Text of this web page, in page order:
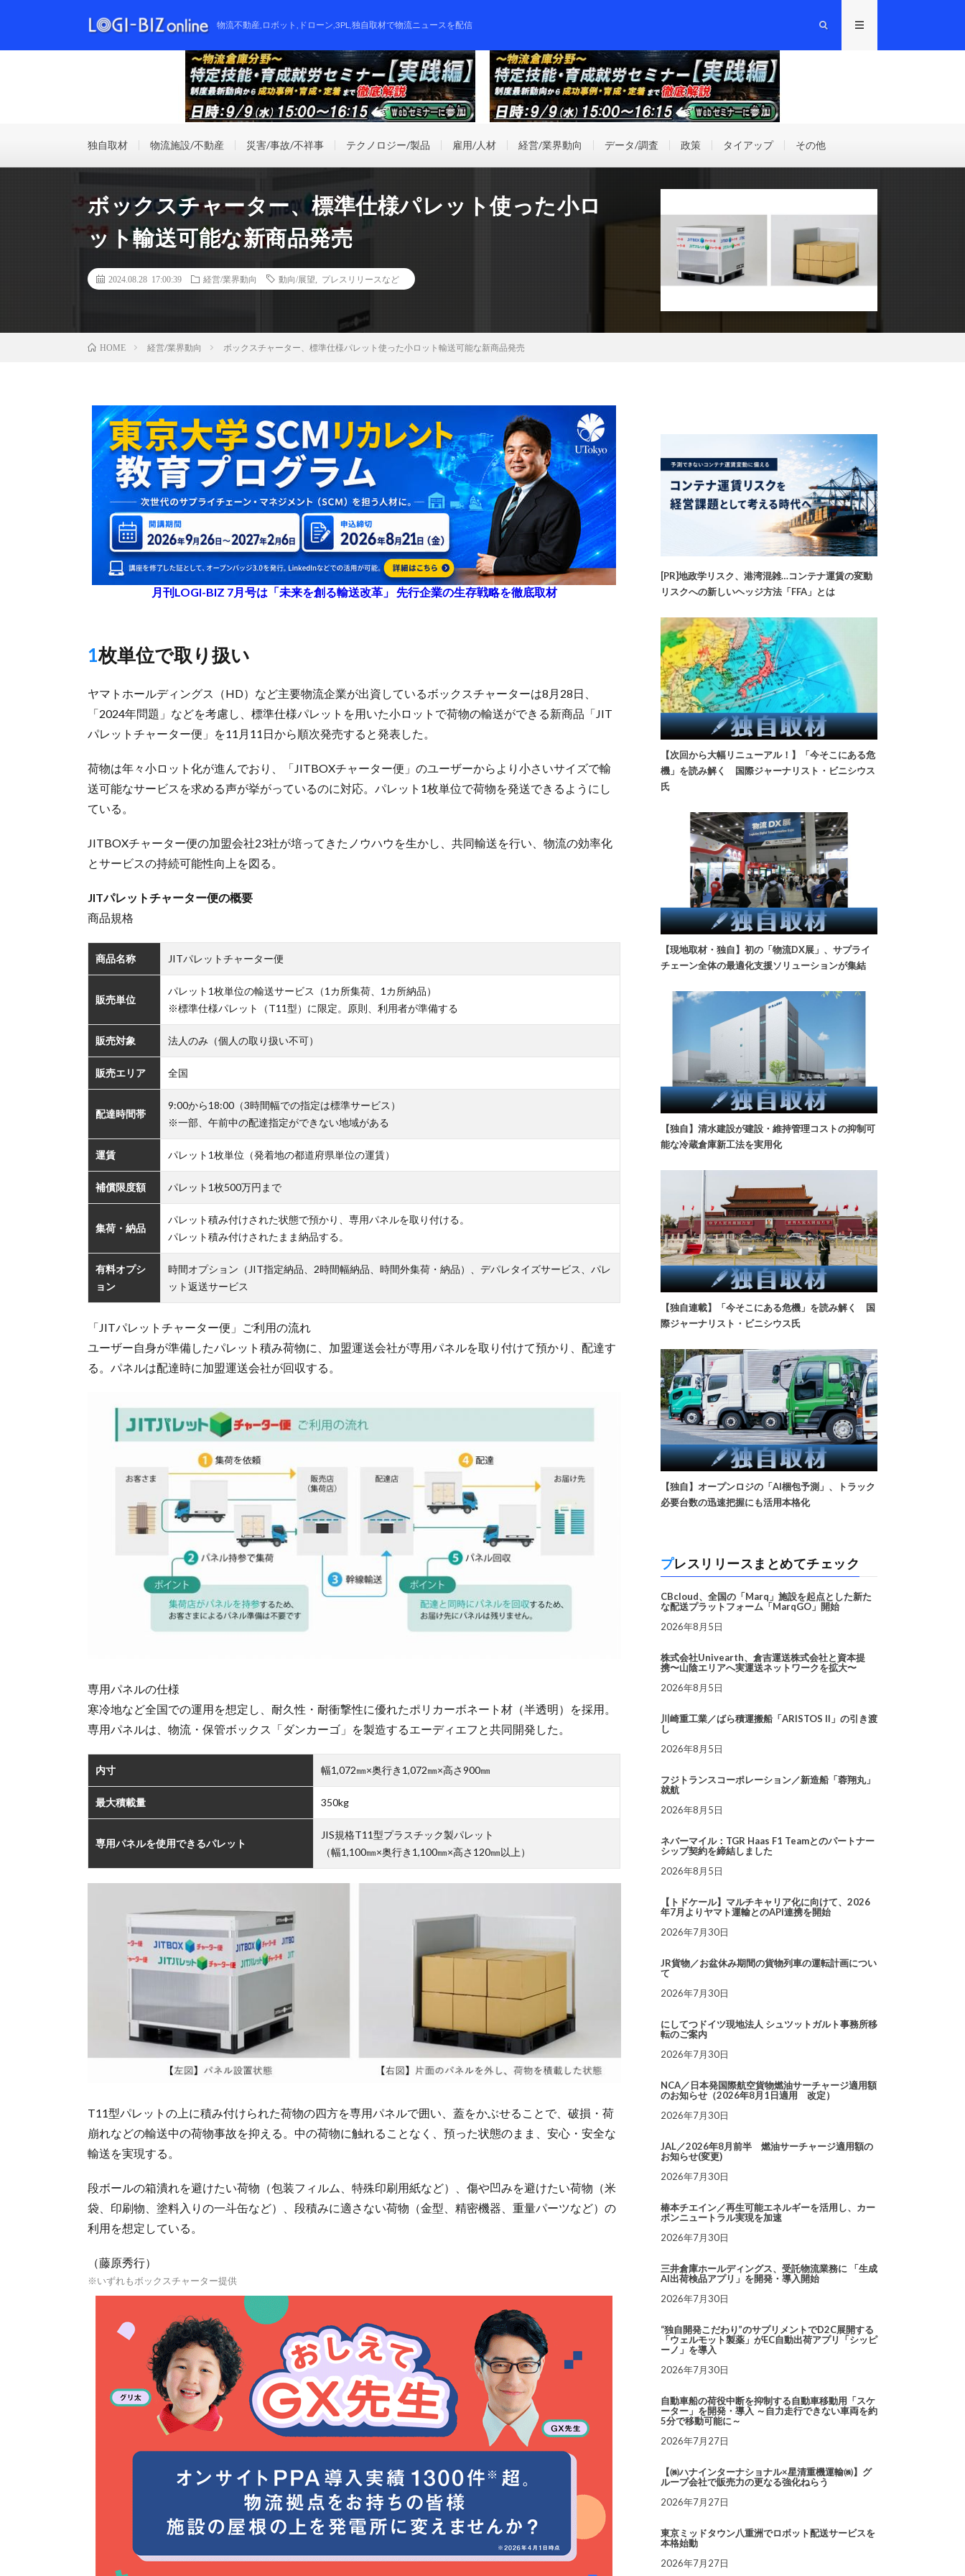
物流不動産,ロボット,ドローン,3PL,独自取材で物流ニュースを配信
独自取材 物流施設/不動産 災害/事故/不祥事 テクノロジー/製品 雇用/人材 経営/業界動向 データ/調査 政策 タイアップ その他
ボックスチャーター、標準仕様パレット使った小ロ
ット輸送可能な新商品発売
2024.08.28 17:00:39 経営/業界動向 動向/展望 プレスリリースなど
HOME 経営/業界動向 ボックスチャーター、標準仕様パレット使った小ロット輸送可能な新商品発売
月刊LOGI-BIZ 7月号は「未来を創る輸送改革」 先行企業の生存戦略を徹底取材
1枚単位で取り扱い
ヤマトホールディングス（HD）など主要物流企業が出資しているボックスチャーターは8月28日、
「2024年問題」などを考慮し、標準仕様パレットを用いた小ロットで荷物の輸送ができる新商品「JIT
パレットチャーター便」を11月11日から順次発売すると発表した。
荷物は年々小ロット化が進んでおり、「JITBOXチャーター便」のユーザーからより小さいサイズで輸
送可能なサービスを求める声が挙がっているのに対応。パレット1枚単位で荷物を発送できるようにし
ている。
JITBOXチャーター便の加盟会社23社が培ってきたノウハウを生かし、共同輸送を行い、物流の効率化
とサービスの持続可能性向上を図る。
JITパレットチャーター便の概要
商品規格
商品名称 JITパレットチャーター便
販売単位
パレット1枚単位の輸送サービス（1カ所集荷、1カ所納品）
※標準仕様パレット（T11型）に限定。原則、利用者が準備する
販売対象 法人のみ（個人の取り扱い不可）
販売エリア 全国
配達時間帯
9:00から18:00（3時間幅での指定は標準サービス）
※一部、午前中の配達指定ができない地域がある
運賃 パレット1枚単位（発着地の都道府県単位の運賃）
補償限度額 パレット1枚500万円まで
集荷・納品
パレット積み付けされた状態で預かり、専用パネルを取り付ける。
パレット積み付けされたまま納品する。
有料オプシ
ョン
時間オプション（JIT指定納品、2時間幅納品、時間外集荷・納品）、デパレタイズサービス、パレ
ット返送サービス
「JITパレットチャーター便」ご利用の流れ
ユーザー自身が準備したパレット積み荷物に、加盟運送会社が専用パネルを取り付けて預かり、配達す
る。パネルは配達時に加盟運送会社が回収する。
専用パネルの仕様
寒冷地など全国での運用を想定し、耐久性・耐衝撃性に優れたポリカーボネート材（半透明）を採用。
専用パネルは、物流・保管ボックス「ダンカーゴ」を製造するエーディエフと共同開発した。
内寸 幅1,072㎜×奥行き1,072㎜×高さ900㎜
最大積載量 350kg
専用パネルを使用できるパレット
JIS規格T11型プラスチック製パレット
（幅1,100㎜×奥行き1,100㎜×高さ120㎜以上）
T11型パレットの上に積み付けられた荷物の四方を専用パネルで囲い、蓋をかぶせることで、破損・荷
崩れなどの輸送中の荷物事故を抑える。中の荷物に触れることなく、預った状態のまま、安心・安全な
輸送を実現する。
段ボールの箱潰れを避けたい荷物（包装フィルム、特殊印刷用紙など）、傷や凹みを避けたい荷物（米
袋、印刷物、塗料入りの一斗缶など）、段積みに適さない荷物（金型、精密機器、重量パーツなど）の
利用を想定している。
（藤原秀行）
※いずれもボックスチャーター提供
[PR]地政学リスク、港湾混雑…コンテナ運賃の変動
リスクへの新しいヘッジ方法「FFA」とは
【次回から大幅リニューアル！】「今そこにある危
機」を読み解く 国際ジャーナリスト・ビニシウス
氏
【現地取材・独自】初の「物流DX展」、サプライ
チェーン全体の最適化支援ソリューションが集結
【独自】清水建設が建設・維持管理コストの抑制可
能な冷蔵倉庫新工法を実用化
【独自連載】「今そこにある危機」を読み解く 国
際ジャーナリスト・ビニシウス氏
【独自】オープンロジの「AI梱包予測」、トラック
必要台数の迅速把握にも活用本格化
プレスリリースまとめてチェック
CBcloud、全国の「Marq」施設を起点とした新た
な配送プラットフォーム「MarqGO」開始
2026年8月5日
株式会社Univearth、倉吉運送株式会社と資本提
携〜山陰エリアへ実運送ネットワークを拡大〜
2026年8月5日
川崎重工業／ばら積運搬船「ARISTOS II」の引き渡
し
2026年8月5日
フジトランスコーポレーション／新造船「蓉翔丸」
就航
2026年8月5日
ネバーマイル：TGR Haas F1 Teamとのパートナー
シップ契約を締結しました
2026年8月5日
【トドケール】マルチキャリア化に向けて、2026
年7月よりヤマト運輸とのAPI連携を開始
2026年7月30日
JR貨物／お盆休み期間の貨物列車の運転計画につい
て
2026年7月30日
にしてつドイツ現地法人 シュツットガルト事務所移
転のご案内
2026年7月30日
NCA／日本発国際航空貨物燃油サーチャージ適用額
のお知らせ（2026年8月1日適用 改定）
2026年7月30日
JAL／2026年8月前半 燃油サーチャージ適用額の
お知らせ(変更)
2026年7月30日
椿本チエイン／再生可能エネルギーを活用し、カー
ボンニュートラル実現を加速
2026年7月30日
三井倉庫ホールディングス、受託物流業務に 「生成
AI出荷検品アプリ」を開発・導入開始
2026年7月30日
“独自開発こだわり”のサプリメントでD2C展開する
「ウェルモット製薬」がEC自動出荷アプリ「シッピ
ーノ」を導入
2026年7月30日
自動車船の荷役中断を抑制する自動車移動用「スケ
ーター」を開発・導入 ～自力走行できない車両を約
5分で移動可能に～
2026年7月27日
【㈱ハナインターナショナル×星清重機運輸㈱】グ
ループ会社で販売力の更なる強化ねらう
2026年7月27日
東京ミッドタウン八重洲でロボット配送サービスを
本格始動
2026年7月27日